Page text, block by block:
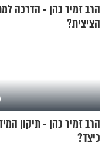
הרב זמיר כהן - הדרכה
הציצית?
הרב זמיר כהן - תיקון
כיצד?